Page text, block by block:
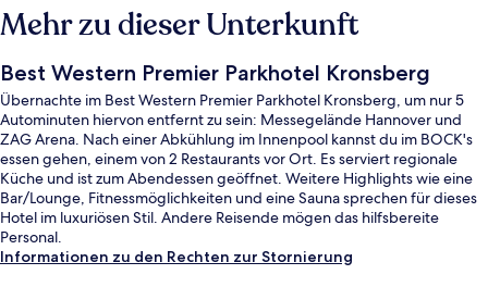
Mehr zu dieser Unterkunft
Best Western Premier Parkhotel Kronsberg
Übernachte im Best Western Premier Parkhotel Kronsberg, um nur 5
Autominuten hiervon entfernt zu sein: Messegelände Hannover und
ZAG Arena. Nach einer Abkühlung im Innenpool kannst du im BOCK's
essen gehen, einem von 2 Restaurants vor Ort. Es serviert regionale
Küche und ist zum Abendessen geöffnet. Weitere Highlights wie eine
Bar/Lounge, Fitnessmöglichkeiten und eine Sauna sprechen für dieses
Hotel im luxuriösen Stil. Andere Reisende mögen das hilfsbereite
Personal.
Informationen zu den Rechten zur Stornierung